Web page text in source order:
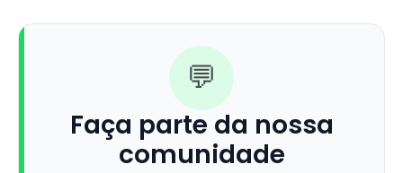
💬
Faça parte da nossa
comunidade